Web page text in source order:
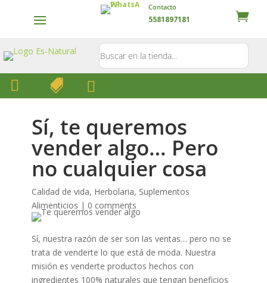
Contacto
5581897181
  
Sí, te queremos
vender algo… Pero
no cualquier cosa
Calidad de vida, Herbolaria, Suplementos
Alimenticios | 0 comments
Sí, nuestra razón de ser son las ventas… pero no se
trata de venderte lo que está de moda. Nuestra
misión es venderte productos hechos con
ingredientes 100% naturales que tengan beneficios